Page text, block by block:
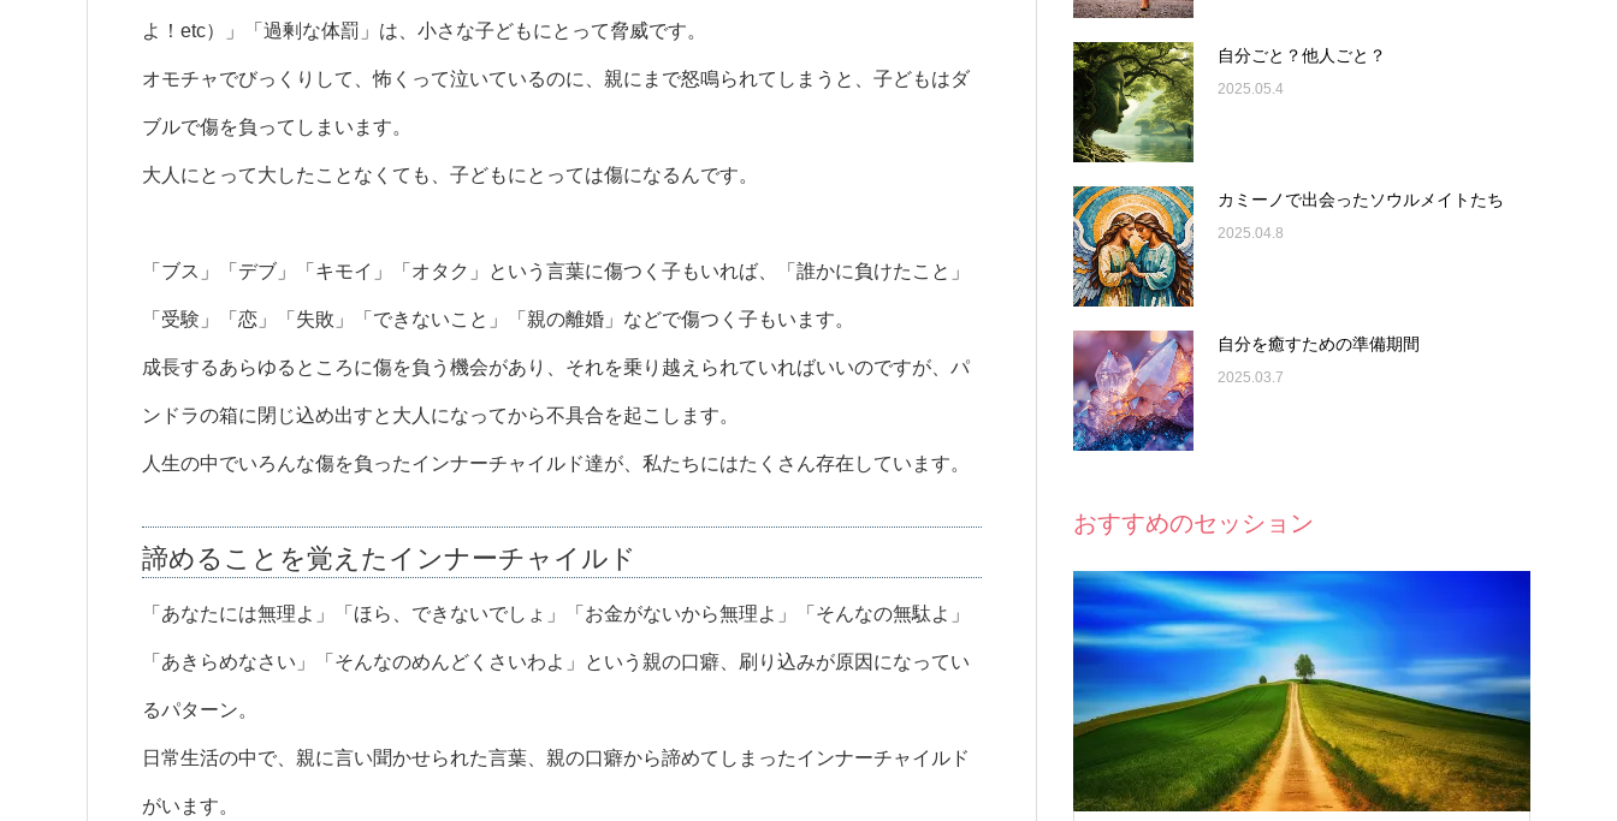
よ！etc）」「過剰な体罰」は、小さな子どもにとって脅威です。
オモチャでびっくりして、怖くって泣いているのに、親にまで怒鳴られてしまうと、子どもはダ
ブルで傷を負ってしまいます。
大人にとって大したことなくても、子どもにとっては傷になるんです。
「ブス」「デブ」「キモイ」「オタク」という言葉に傷つく子もいれば、「誰かに負けたこと」
「受験」「恋」「失敗」「できないこと」「親の離婚」などで傷つく子もいます。
成長するあらゆるところに傷を負う機会があり、それを乗り越えられていればいいのですが、パ
ンドラの箱に閉じ込め出すと大人になってから不具合を起こします。
人生の中でいろんな傷を負ったインナーチャイルド達が、私たちにはたくさん存在しています。
諦めることを覚えたインナーチャイルド
「あなたには無理よ」「ほら、できないでしょ」「お金がないから無理よ」「そんなの無駄よ」
「あきらめなさい」「そんなのめんどくさいわよ」という親の口癖、刷り込みが原因になってい
るパターン。
日常生活の中で、親に言い聞かせられた言葉、親の口癖から諦めてしまったインナーチャイルド
がいます。
自分ごと？他人ごと？
2025.05.4
カミーノで出会ったソウルメイトたち
2025.04.8
自分を癒すための準備期間
2025.03.7
おすすめのセッション